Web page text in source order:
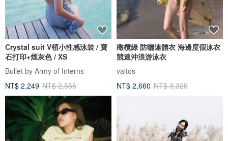
Crystal suit V領小性感泳裝 / 寶
石打印+煙灰色 / XS
Bullet by Army of Interns
NT$ 2,249 NT$ 2,555
橄欖綠 防曬連體衣 海邊度假泳衣
競速沖浪游泳衣
valtos
NT$ 2,660 NT$ 3,325